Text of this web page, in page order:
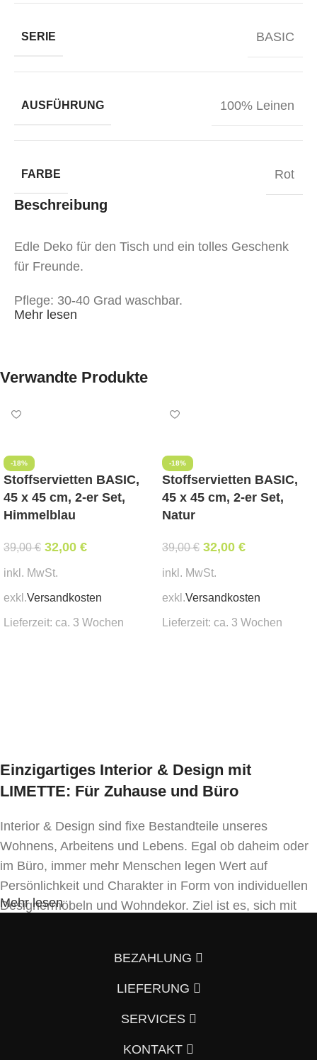
SERIE BASIC
AUSFÜHRUNG 100% Leinen
FARBE Rot
Beschreibung
Edle Deko für den Tisch und ein tolles Geschenk
für Freunde.
Pflege: 30-40 Grad waschbar.
Mehr lesen
Verwandte Produkte
-18%
Stoffservietten BASIC,
45 x 45 cm, 2-er Set,
Himmelblau
39,00€ 32,00 €
inkl. MwSt.
exkl.Versandkosten
Lieferzeit: ca. 3 Wochen
-18%
Stoffservietten BASIC,
45 x 45 cm, 2-er Set,
Natur
39,00€ 32,00 €
inkl. MwSt.
exkl.Versandkosten
Lieferzeit: ca. 3 Wochen
Einzigartiges Interior & Design mit
LIMETTE: Für Zuhause und Büro
Interior & Design sind fixe Bestandteile unseres
Wohnens, Arbeitens und Lebens. Egal ob daheim oder
im Büro, immer mehr Menschen legen Wert auf
Persönlichkeit und Charakter in Form von individuellen
Designermöbeln und Wohndekor. Ziel ist es, sich mit
von der Masse abzuheben.
Vorzimmer, Wohnzimmer, Schlafzimmer, Badezimmer
Mehr lesen
BEZAHLUNG
LIEFERUNG
SERVICES
KONTAKT